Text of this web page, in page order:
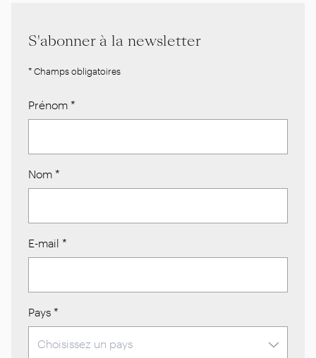
S'abonner à la newsletter
* Champs obligatoires
Prénom *
Nom *
E-mail *
Pays *